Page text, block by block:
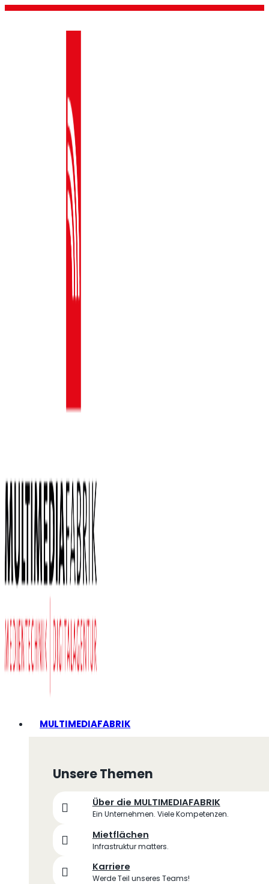
MULTIMEDIAFABRIK
Unsere Themen
Über die MULTIMEDIAFABRIK
Ein Unternehmen. Viele Kompetenzen.
Mietflächen
Infrastruktur matters.
Karriere
Werde Teil unseres Teams!